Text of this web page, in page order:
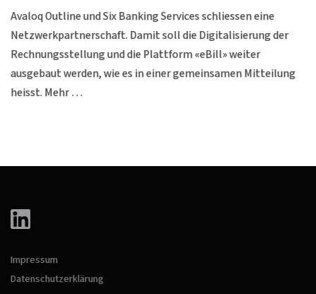
Avaloq Outline und Six Banking Services schliessen eine
Netzwerkpartnerschaft. Damit soll die Digitalisierung der
Rechnungsstellung und die Plattform «eBill» weiter
ausgebaut werden, wie es in einer gemeinsamen Mitteilung
heisst. Mehr …
Impressum
Datenschutzerklärung